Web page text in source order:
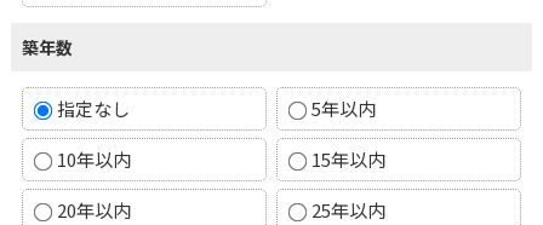
築年数
指定なし
5年以内
10年以内
15年以内
20年以内
25年以内